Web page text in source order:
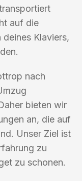
auf die
Klaviers,
nach
bieten wir
an, die auf
Unser Ziel ist
zu
zu schonen.